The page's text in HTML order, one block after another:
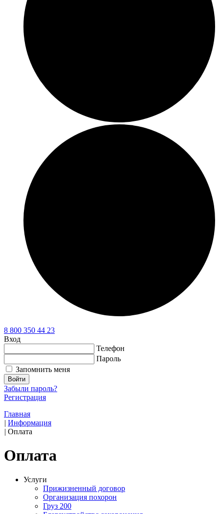
8 800 350 44 23
Вход
Телефон
Пароль
Запомнить меня
Войти
Забыли пароль?
Регистрация
Главная
| Информация
| Оплата
Оплата
Услуги
Прижизненный договор
Организация похорон
Груз 200